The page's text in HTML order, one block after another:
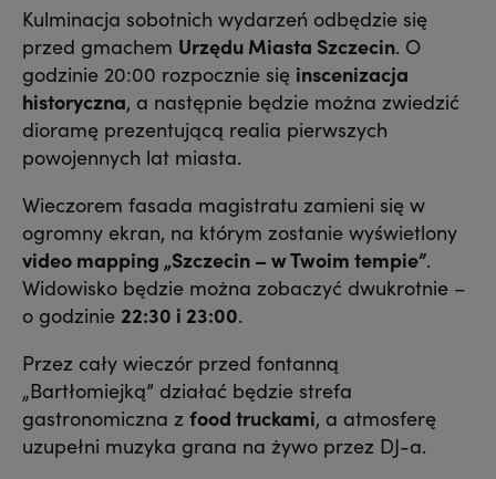
Kulminacja sobotnich wydarzeń odbędzie się
przed gmachem Urzędu Miasta Szczecin. O
godzinie 20:00 rozpocznie się inscenizacja
historyczna, a następnie będzie można zwiedzić
dioramę prezentującą realia pierwszych
powojennych lat miasta.
Wieczorem fasada magistratu zamieni się w
ogromny ekran, na którym zostanie wyświetlony
video mapping „Szczecin – w Twoim tempie”.
Widowisko będzie można zobaczyć dwukrotnie –
o godzinie 22:30 i 23:00.
Przez cały wieczór przed fontanną
„Bartłomiejką” działać będzie strefa
gastronomiczna z food truckami, a atmosferę
uzupełni muzyka grana na żywo przez DJ-a.